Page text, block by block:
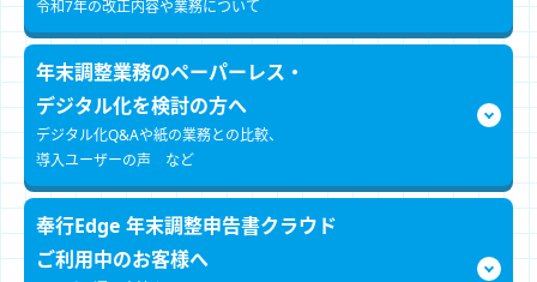
令和7年の改正内容や業務について
年末調整業務のペーパーレス・
デジタル化を検討の方へ
デジタル化Q&Aや紙の業務との比較、
導入ユーザーの声 など
奉行Edge 年末調整申告書クラウド
ご利用中のお客様へ